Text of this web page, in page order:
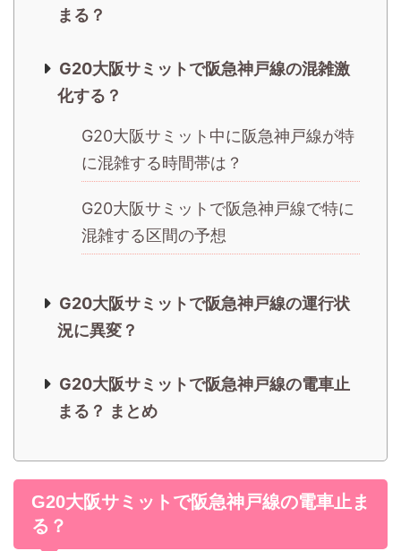
まる？
G20大阪サミットで阪急神戸線の混雑激
化する？
G20大阪サミット中に阪急神戸線が特
に混雑する時間帯は？
G20大阪サミットで阪急神戸線で特に
混雑する区間の予想
G20大阪サミットで阪急神戸線の運行状
況に異変？
G20大阪サミットで阪急神戸線の電車止
まる？ まとめ
G20大阪サミットで阪急神戸線の電車止ま
る？